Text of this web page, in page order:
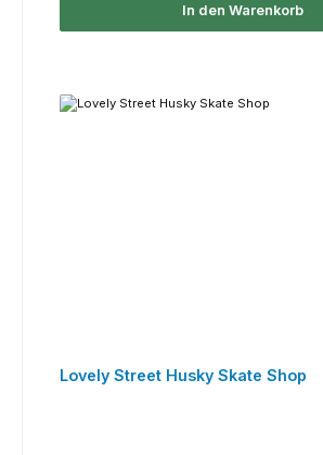
In den Warenkorb
Lovely Street Husky Skate Shop